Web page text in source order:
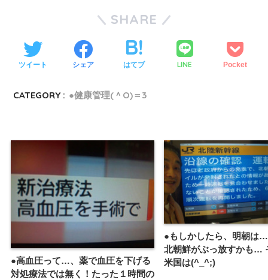
SHARE
ツイート シェア はてブ LINE Pocket
CATEGORY : ●健康管理(＾O)＝3
●高血圧って…、薬で血圧を下げる
対処療法では無く！たった１時間の
●もしかしたら、明朝は
北朝鮮がぶっ放すかも…
米国は(^_^;)